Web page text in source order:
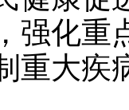
强化重
重大疾